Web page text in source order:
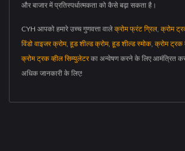
और बाजार में प्रतिस्पर्धात्मकता को कैसे बढ़ा सकता है।
CYH आपको हमारे उच्च गुणवत्ता वाले क्रोम फ्रंट ग्रिल क्रोम
विंडो वाइजर क्रोम, हूड शील्ड क्रोम, हूड शील्ड स्मोक क्रोम ट्रक
क्रोम ट्रक व्हील सिम्युलेटरका अन्वेषण करने के लिए आमंत्रित
अधिक जानकारी के लिए!